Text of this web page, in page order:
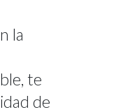
la
te
de